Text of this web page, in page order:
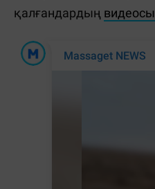
қалғандардың видеосы